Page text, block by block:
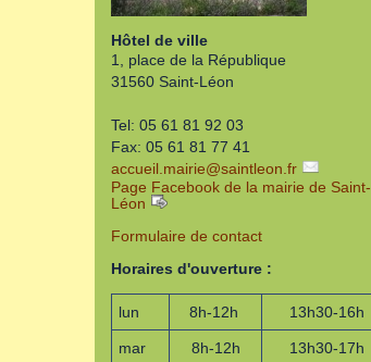
Hôtel de ville
1, place de la République
31560 Saint-Léon
Tel: 05 61 81 92 03
Fax: 05 61 81 77 41
accueil.mairie@saintleon.fr
Page Facebook de la mairie de Saint-
Léon
Formulaire de contact
Horaires d'ouverture :
lun 8h-12h 13h30-16h
mar 8h-12h 13h30-17h